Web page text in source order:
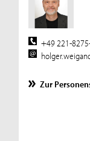
+49 221-
Zur